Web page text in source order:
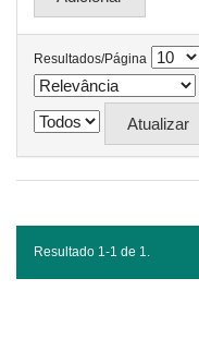
Resultados/Página
Resultado 1-1 de 1.